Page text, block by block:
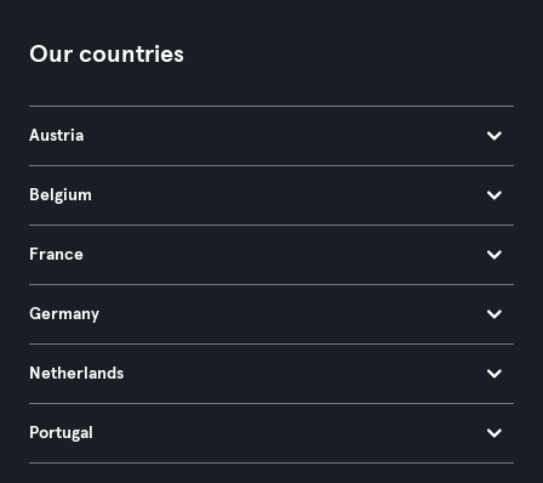
Our countries
Austria
Belgium
France
Germany
Netherlands
Portugal